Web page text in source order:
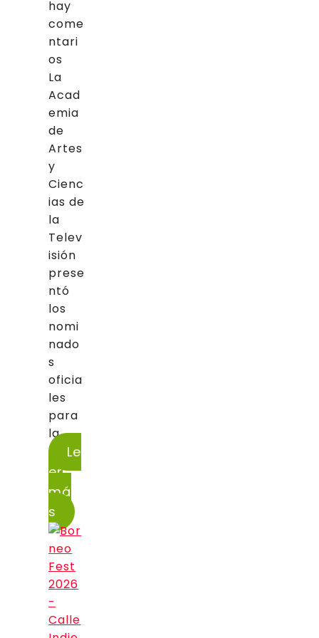
hay
come
ntari
os
La
Acad
emia
de
Artes
y
Cienc
ias de
la
Telev
isión
prese
ntó
los
nomi
nado
s
oficia
les
para
la...
Le
er
má
s